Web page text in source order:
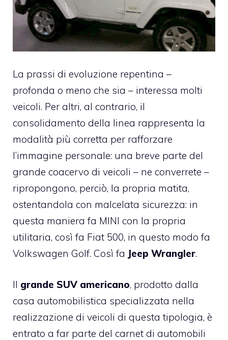
La prassi di evoluzione repentina –
profonda o meno che sia – interessa molti
veicoli. Per altri, al contrario, il
consolidamento della linea rappresenta la
modalità più corretta per rafforzare
l’immagine personale: una breve parte del
grande coacervo di veicoli – ne converrete –
ripropongono, perciò, la propria matita,
ostentandola con malcelata sicurezza: in
questa maniera fa MINI con la propria
utilitaria, così fa Fiat 500, in questo modo fa
Volkswagen Golf. Così fa Jeep Wrangler.
Il grande SUV americano, prodotto dalla
casa automobilistica specializzata nella
realizzazione di veicoli di questa tipologia, è
entrato a far parte del carnet di automobili